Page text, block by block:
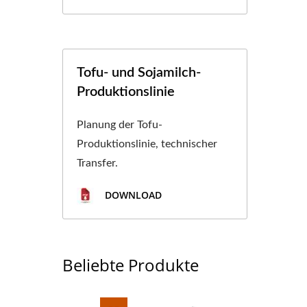
TOFU-
TOFU-
TOFU-
TOFU-
TOFU-
TOFU-
TOFU-
TOFU-
Tofu- und Sojamilch-
Produktionslinie
Planung der Tofu-
Produktionslinie, technischer
Transfer.
DOWNLOAD
Beliebte Produkte